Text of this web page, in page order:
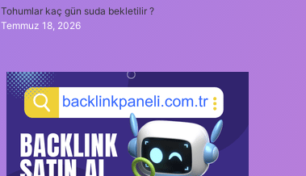
Tohumlar kaç gün suda bekletilir ?
Temmuz 18, 2026